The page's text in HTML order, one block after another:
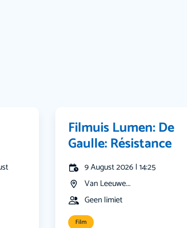
Filmuis Lumen: De
Gaulle: Résistance
9 August 2026 | 14:25
Van Leeuwe...
Geen limiet
Film